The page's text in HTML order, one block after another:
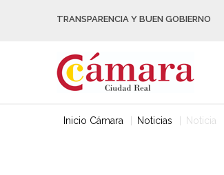
TRANSPARENCIA Y BUEN GOBIERNO
Inicio Cámara Noticias Noticia